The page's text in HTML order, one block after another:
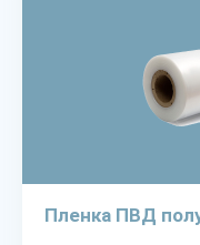
Пленка ПВД